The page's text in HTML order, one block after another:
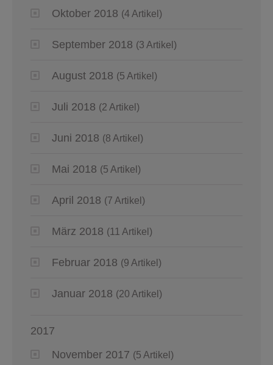
Oktober 2018 (4 Artikel)
September 2018 (3 Artikel)
August 2018 (5 Artikel)
Juli 2018 (2 Artikel)
Juni 2018 (8 Artikel)
Mai 2018 (5 Artikel)
April 2018 (7 Artikel)
März 2018 (11 Artikel)
Februar 2018 (9 Artikel)
Januar 2018 (20 Artikel)
2017
November 2017 (5 Artikel)